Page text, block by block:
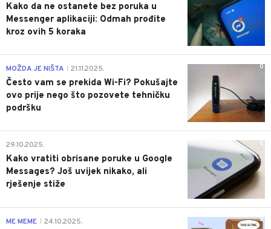
Kako da ne ostanete bez poruka u
Messenger aplikaciji: Odmah prođite
kroz ovih 5 koraka
0
MOŽDA JE NIŠTA 21.11.2025.
Često vam se prekida Wi-Fi? Pokušajte
ovo prije nego što pozovete tehničku
podršku
0
29.10.2025.
Kako vratiti obrisane poruke u Google
Messages? Još uvijek nikako, ali
rješenje stiže
0
ME MEME 24.10.2025.